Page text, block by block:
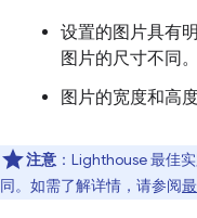
设置的图片具有
图片的尺寸不同。
图片的宽度和高
注意 ：Lighthouse 最佳
同。如需了解详情，请参阅